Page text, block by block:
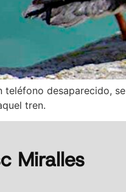
teléfono desaparecido,
tren.
Miralles